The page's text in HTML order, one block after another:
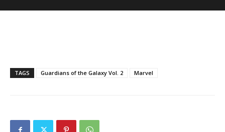
TAGS Guardians of the Galaxy Vol. 2 Marvel